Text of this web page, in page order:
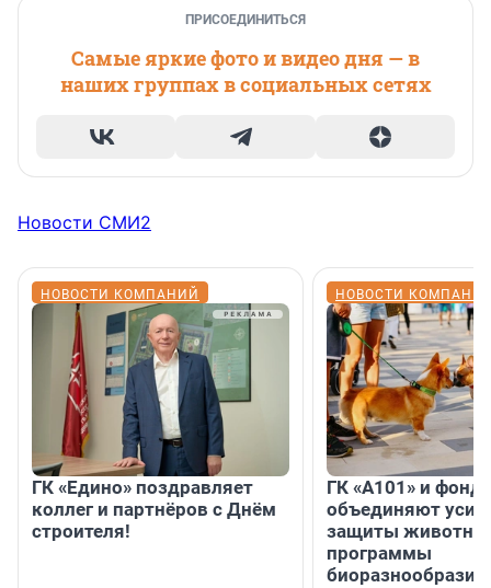
ПРИСОЕДИНИТЬСЯ
Самые яркие фото и видео дня — в
наших группах в социальных сетях
Новости СМИ2
НОВОСТИ КОМПАНИЙ
ГК «Едино» поздравляет
коллег и партнёров с Днём
строителя!
НОВОСТИ
ГК «А101» и фонд
объединяют
защиты
программы
биоразнообразия